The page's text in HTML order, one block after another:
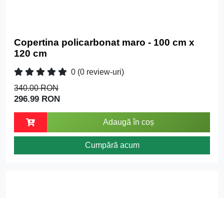
Copertina policarbonat maro - 100 cm x
120 cm
0 (0 review-uri)
340.00 RON
296.99 RON
Adaugă în coș
Cumpără acum